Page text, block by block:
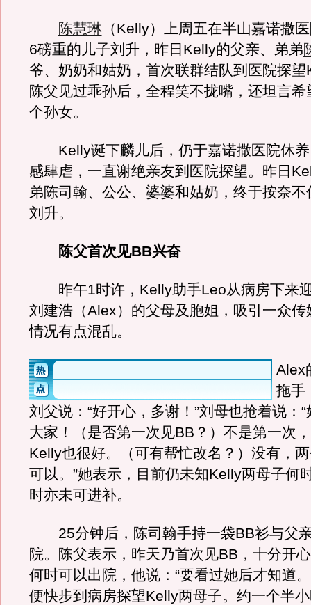
陈慧琳 （Kelly）上周五在半山嘉诺撒
6磅重的儿子刘升，昨日Kelly的父亲、弟弟
爷、奶奶和姑奶，首次联群结队到医院探
陈父见过乖孙后，全程笑不拢嘴，还坦言
个孙女。
Kelly诞下麟儿后，仍于嘉诺撒医院休养
感肆虐，一直谢绝亲友到医院探望。昨日
弟陈司翰、公公、婆婆和姑奶，终于按奈不
刘升。
陈父首次见BB兴奋
昨午1时许，Kelly助手Leo从病房下来
刘建浩（Alex）的父母及胞姐，吸引一众传
情况有点混乱。
Alex
拖手
刘父说：“好开心，多谢！”刘母也抢着说：
大家！（是否第一次见BB？）不是第一次
Kelly也很好。（可有帮忙改名？）没有，
可以。”她表示，目前仍未知Kelly两母子何
时亦未可进补。
25分钟后，陈司翰手持一袋BB衫与父
院。陈父表示，昨天乃首次见BB，十分开
何时可以出院，他说：“要看过她后才知道
便快步到病房探望Kelly两母子。约一个半